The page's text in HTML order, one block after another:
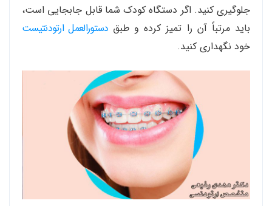
جلوگیری کنید. اگر دستگاه کودک شما قابل جابجایی است،
باید مرتباً آن را تمیز کرده و طبق دستورالعمل ارتودنتیست
خود نگهداری کنید.